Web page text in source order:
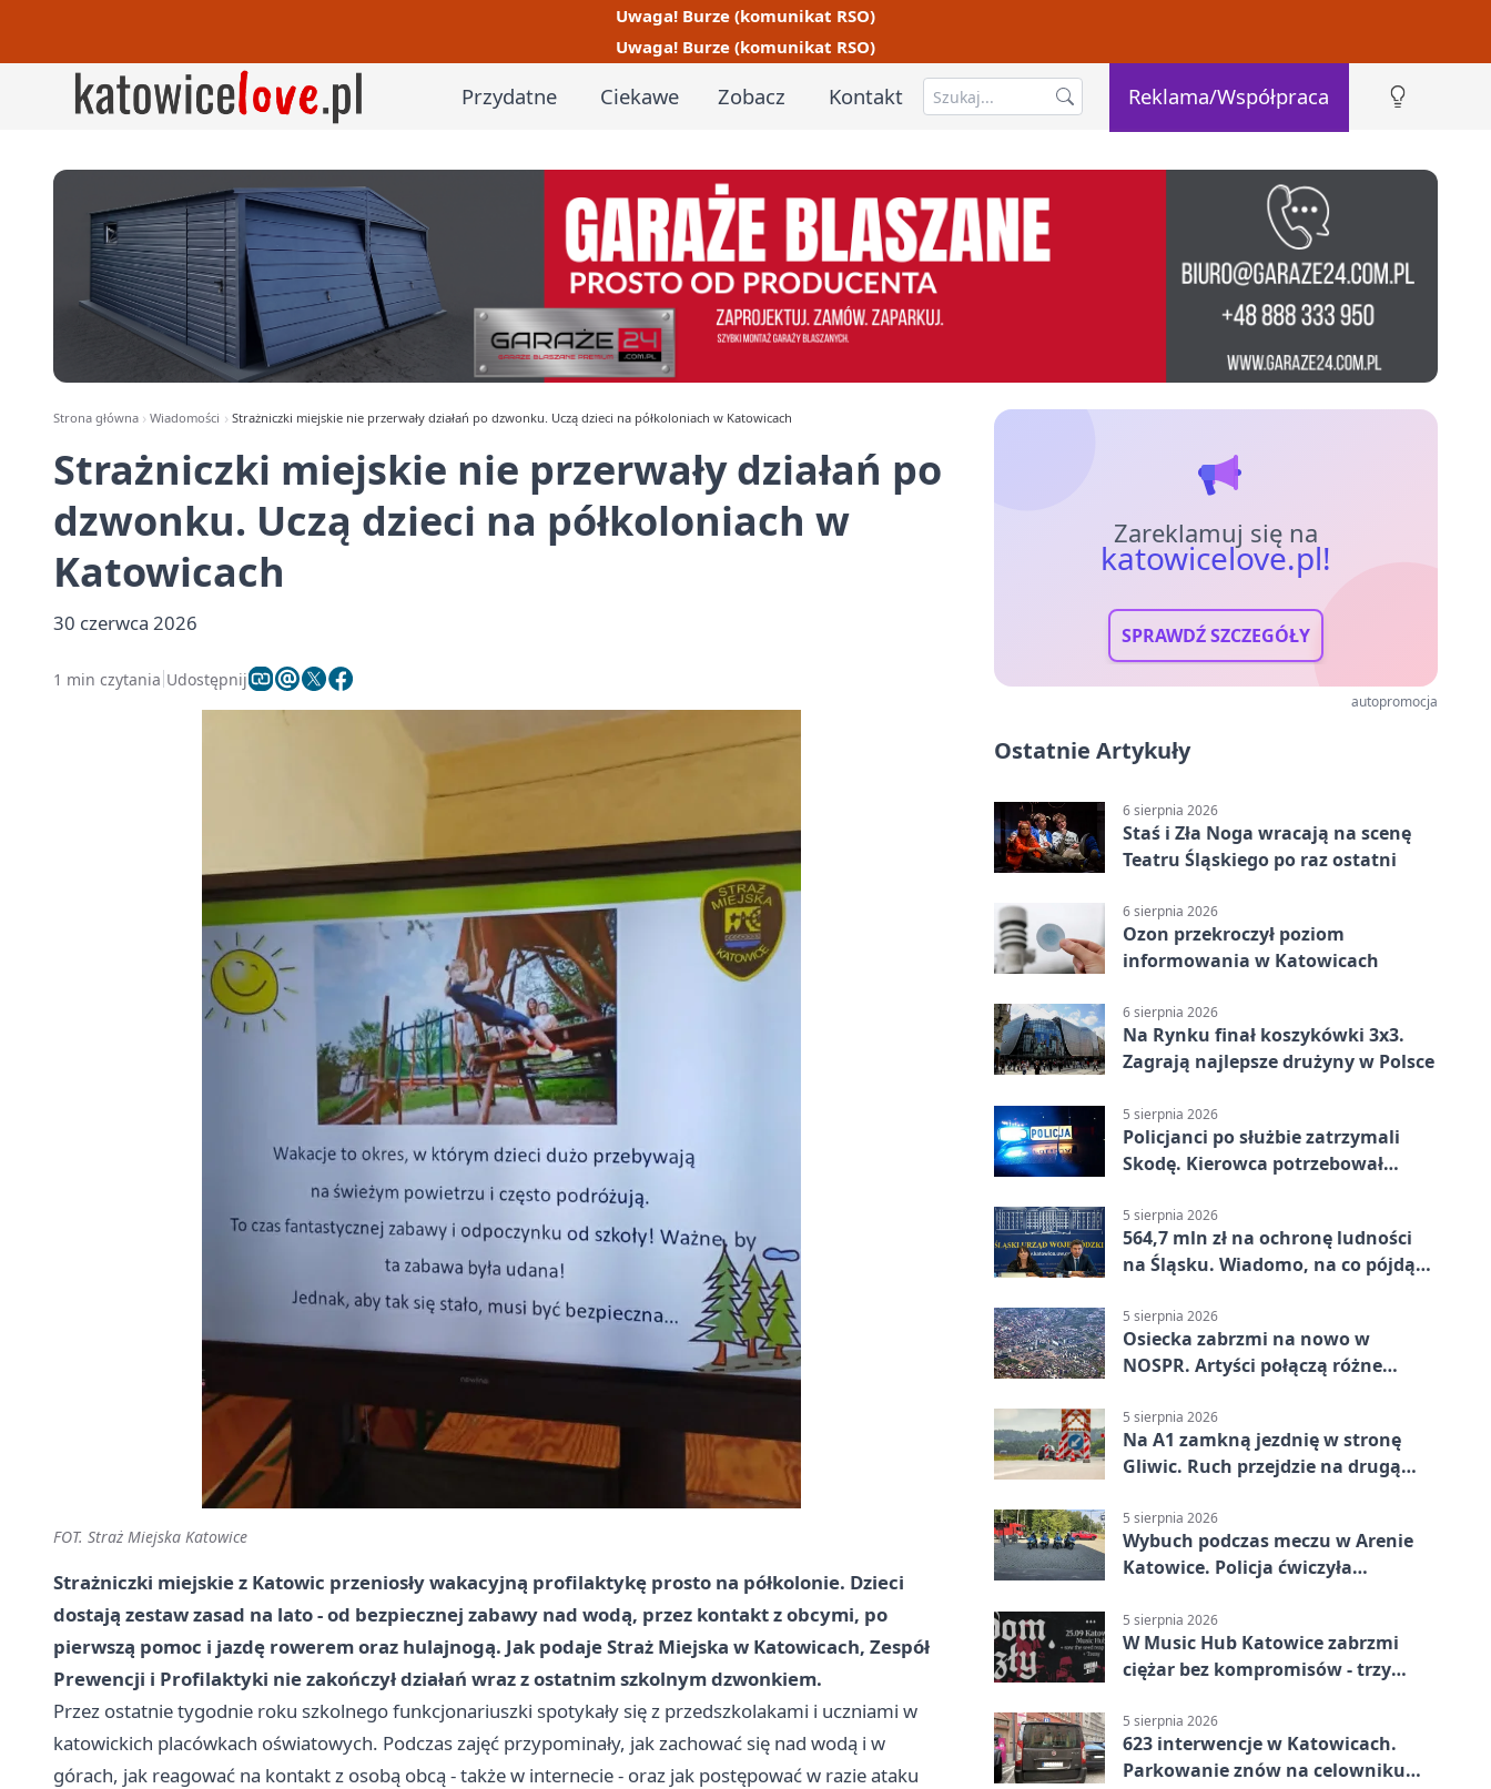
Uwaga! Burze (komunikat RSO)
Uwaga! Burze (komunikat RSO)
Przydatne Ciekawe Zobacz Kontakt Reklama/Współpraca
Strona główna Wiadomości Strażniczki miejskie nie przerwały działań po dzwonku. Uczą dzieci na półkoloniach w Katowicach
Strażniczki miejskie nie przerwały działań po
dzwonku. Uczą dzieci na półkoloniach w
Katowicach
30 czerwca 2026
1 min czytania Udostępnij
FOT. Straż Miejska Katowice
Strażniczki miejskie z Katowic przeniosły wakacyjną profilaktykę prosto na półkolonie. Dzieci
dostają zestaw zasad na lato - od bezpiecznej zabawy nad wodą, przez kontakt z obcymi, po
pierwszą pomoc i jazdę rowerem oraz hulajnogą. Jak podaje Straż Miejska w Katowicach, Zespół
Prewencji i Profilaktyki nie zakończył działań wraz z ostatnim szkolnym dzwonkiem.
Przez ostatnie tygodnie roku szkolnego funkcjonariuszki spotykały się z przedszkolakami i uczniami w
katowickich placówkach oświatowych. Podczas zajęć przypominały, jak zachować się nad wodą i w
górach, jak reagować na kontakt z osobą obcą - także w internecie - oraz jak postępować w razie ataku
Zareklamuj się na
katowicelove.pl!
SPRAWDŹ SZCZEGÓŁY
autopromocja
Ostatnie Artykuły
6 sierpnia 2026
Staś i Zła Noga wracają na scenę
Teatru Śląskiego po raz ostatni
6 sierpnia 2026
Ozon przekroczył poziom
informowania w Katowicach
6 sierpnia 2026
Na Rynku finał koszykówki 3x3.
Zagrają najlepsze drużyny w Polsce
5 sierpnia 2026
Policjanci po służbie zatrzymali
Skodę. Kierowca potrzebował
5 sierpnia 2026
564,7 mln zł na ochronę ludności
na Śląsku. Wiadomo, na co pójdą
5 sierpnia 2026
Osiecka zabrzmi na nowo w
NOSPR. Artyści połączą różne
5 sierpnia 2026
Na A1 zamkną jezdnię w stronę
Gliwic. Ruch przejdzie na drugą
5 sierpnia 2026
Wybuch podczas meczu w Arenie
Katowice. Policja ćwiczyła
5 sierpnia 2026
W Music Hub Katowice zabrzmi
ciężar bez kompromisów - trzy
5 sierpnia 2026
623 interwencje w Katowicach.
Parkowanie znów na celowniku